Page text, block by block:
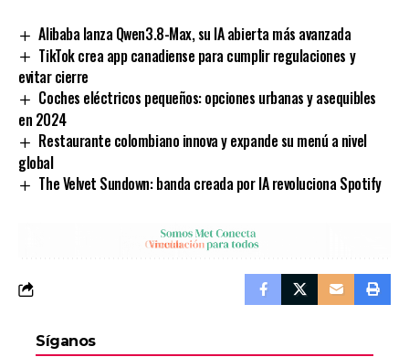
Alibaba lanza Qwen3.8-Max, su IA abierta más avanzada
TikTok crea app canadiense para cumplir regulaciones y
evitar cierre
Coches eléctricos pequeños: opciones urbanas y asequibles
en 2024
Restaurante colombiano innova y expande su menú a nivel
global
The Velvet Sundown: banda creada por IA revoluciona Spotify
Síganos